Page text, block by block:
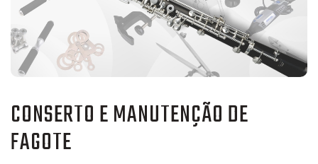
CONSERTO E MANUTENÇÃO DE
FAGOTE